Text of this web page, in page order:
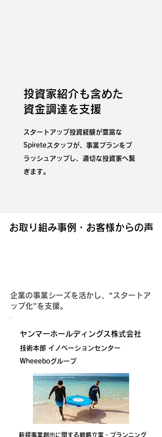
投資家紹介も含めた
資金調達を支援
スタートアップ投資経験が豊富な
Spireteスタッフが、事業プランをブ
ラッシュアップし、適切な投資家へ繋
ぎます。
お取り組み事例・お客様からの声
企業の事業シーズを活かし、“スタートア
ップ化”を支援。
ヤンマーホールディングス株式会社
技術本部 イノベーションセンター
Wheeeboグループ
新規事業創出に関する戦略立案・プランニング